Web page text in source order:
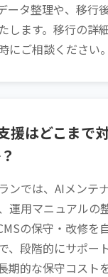
ータ整理や、移行
します。移行の詳
にご相談ください。
援はどこまで
ンでは、AIメンテ
運用マニュアルの
の保守・改修を
、段階的にサポー
期的な保守コスト